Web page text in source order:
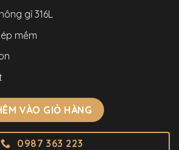
gỉ 316L
mềm
9101L4 Nam Đính Đá Rainbow
VÀO GIỎ HÀNG
0987 363 223